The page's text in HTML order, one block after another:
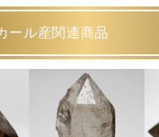
ール産関連商品